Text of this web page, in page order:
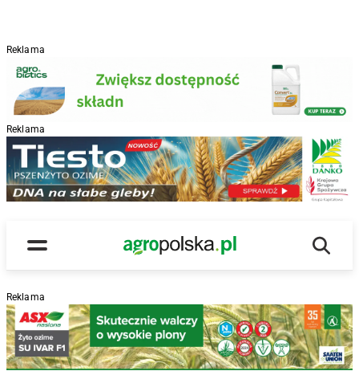
Reklama
Reklama
Menu
Main Logo
Reklama